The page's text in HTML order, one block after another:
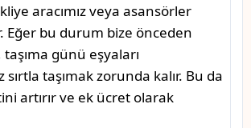
aracımız veya asansörler
Eğer bu durum bize önceden
günü eşyaları
sırtla taşımak zorunda kalır. Bu da
artırır ve ek ücret olarak